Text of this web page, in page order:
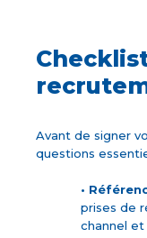
Avant de signer
questions
•
prises de
channel